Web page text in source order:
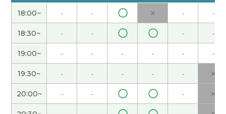
謝謝老師！( 20代 男性 )
謝謝老師！( 20代 男性 )
謝謝老師！いつもあたたかく接してくれる先生で
す。( 20代 男性 )
謝謝老師！( 20代 男性 )
18:00~ - - 〇 × - -
18:30~ - - 〇 〇 - -
19:00~ - - - - - -
19:30~ - - - - - ×
20:00~ - - 〇 〇 - ×